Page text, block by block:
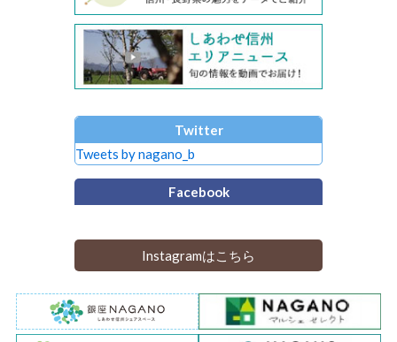
Twitter
Tweets by nagano_b
Facebook
Instagramはこちら